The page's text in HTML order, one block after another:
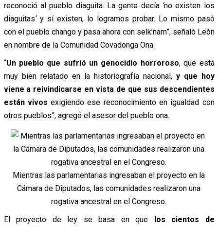
reconoció al pueblo diaguita. La gente decía ‘no existen los
diaguitas‘y sí existen, lo logramos probar. Lo mismo pasó
con el pueblo chango y pasa ahora con selk’nam”, señaló León
en nombre de la Comunidad Covadonga Ona.
“Un pueblo que sufrió un genocidio horroroso, que está
muy bien relatado en la historiografía nacional, y que hoy
viene a reivindicarse en vista de que sus descendientes
están vivos exigiendo ese reconocimiento en igualdad con
otros pueblos”, agregó el asesor del pueblo ona.
Mientras las parlamentarias ingresaban el proyecto en la
Cámara de Diputados, las comunidades realizaron una
rogativa ancestral en el Congreso.
El proyecto de ley se basa en que los cientos de